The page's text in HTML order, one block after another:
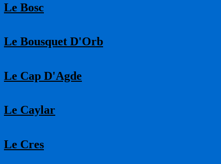
Le Bosc
Le Bousquet D'Orb
Le Cap D'Agde
Le Caylar
Le Cres